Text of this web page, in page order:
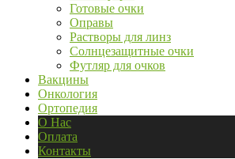
Готовые очки
Оправы
Растворы для линз
Солнцезащитные очки
Футляр для очков
Вакцины
Онкология
Ортопедия
О Нас
Оплата
Контакты